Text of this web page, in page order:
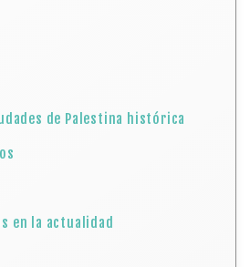
de Palestina histórica
en la actualidad